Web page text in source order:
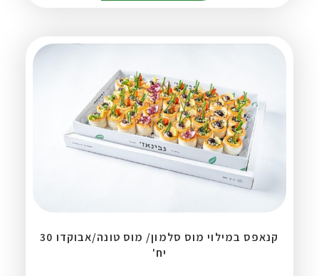
קנאפס במילוי מוס סלמון/ מוס טונה/אבוקדו 30
יח'